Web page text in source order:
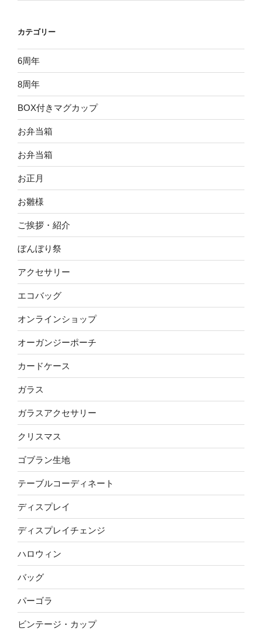
カテゴリー
6周年
8周年
BOX付きマグカップ
お弁当箱
お弁当箱
お正月
お雛様
ご挨拶・紹介
ぼんぼり祭
アクセサリー
エコバッグ
オンラインショップ
オーガンジーポーチ
カードケース
ガラス
ガラスアクセサリー
クリスマス
ゴブラン生地
テーブルコーディネート
ディスプレイ
ディスプレイチェンジ
ハロウィン
バッグ
パーゴラ
ビンテージ・カップ